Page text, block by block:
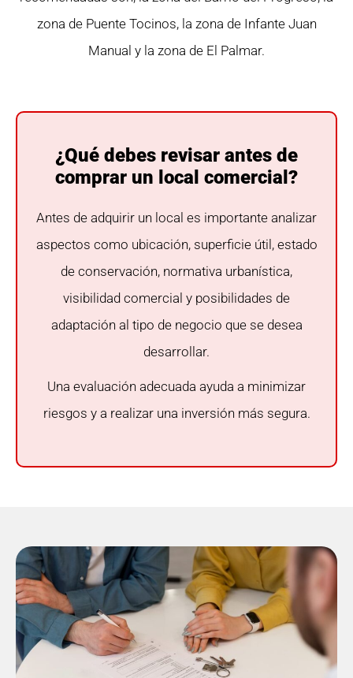
zona de Puente Tocinos, la zona de Infante Juan
Manual y la zona de El Palmar.
¿Qué debes revisar antes de
comprar un local comercial?
Antes de adquirir un local es importante analizar
aspectos como ubicación, superficie útil, estado
de conservación, normativa urbanística,
visibilidad comercial y posibilidades de
adaptación al tipo de negocio que se desea
desarrollar.
Una evaluación adecuada ayuda a minimizar
riesgos y a realizar una inversión más segura.